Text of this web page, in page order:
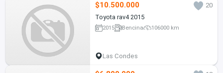
$10.500.000
20
Toyota rav4 2015
2015 Bencina 106000 km
Las Condes